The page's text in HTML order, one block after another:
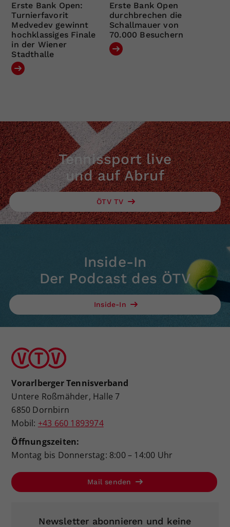
Erste Bank Open:
Turnierfavorit
Medvedev gewinnt
hochklassiges Finale
in der Wiener
Stadthalle
Erste Bank Open
durchbrechen die
Schallmauer von
70.000 Besuchern
Tennissport live
und auf Abruf
ÖTV TV
Inside-In
Der Podcast des ÖTV
Inside-In
Vorarlberger Tennisverband
Untere Roßmähder, Halle 7
6850 Dornbirn
Mobil: +43 660 1893974
Öffnungszeiten:
Montag bis Donnerstag: 8:00 – 14:00 Uhr
Mail senden
Newsletter abonnieren und keine